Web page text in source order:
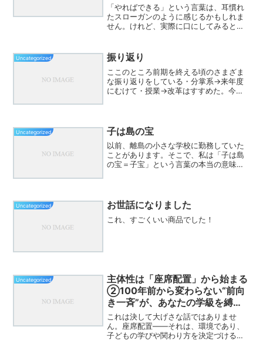
「やればできる」という言葉は、耳慣れ
たスローガンのように感じるかもしれま
せん。けれど、実際に口にしてみると、
ことで、挑戦する勇気を取り戻すことが
できます。そして、この「...
Uncategorized 振り返り
ここのところ前期を終える頃のさまざま
な振り返りをしている・分掌系→来年度
にむけて・授業→改革はすすめた。今は
めての健康診断。→課題がたく...
Uncategorized 子は島の宝
以前、離島の小さな学校に勤務していた
ことがあります。そこで、私は「子は島
の宝＝子宝」という言葉の本当の意味を
少ないから大切にする、と...
Uncategorized お世話になりました
これ、すごくいい商品でした！
Uncategorized
主体性は「座席配置」から始まる
②100年前から変わらない“前向
き一斉”が、あなたの学級を縛っ
ている
これは決して大げさな話ではありませ
ん。座席配置――それは、環境であり、
子どもの学びや関わり方を決定づける